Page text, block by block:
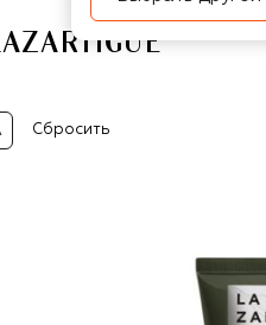
Сбросить